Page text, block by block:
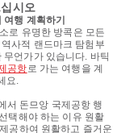
시오
행 계획하기
로 유명한 방콕은 모든
사적 랜드마크 탐험부
언가가 있습니다. 바틱
공항로 가는 여행을 계
요.
서 돈므앙 국제공항 행
택해야 하는 이유 원활
공하여 원활하고 즐거운